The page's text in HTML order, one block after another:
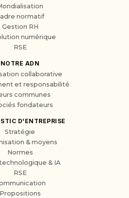
normatif
Gestion RH
numérique
RSE
NOTRE ADN
collaborative
et responsabilité
communes
fondateurs
D'ENTREPRISE
Stratégie
& moyens
Normes
& IA
RSE
Propositions